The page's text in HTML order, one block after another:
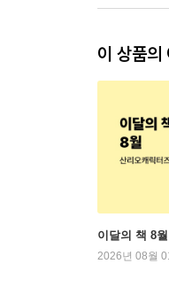
이 상품의
이달의 책 8
2026년 08월